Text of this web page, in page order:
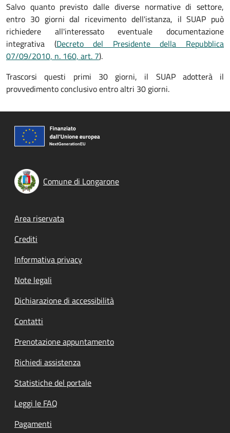
Salvo quanto previsto dalle diverse normative di settore,
entro 30 giorni dal ricevimento dell'istanza, il SUAP può
richiedere all'interessato eventuale documentazione
integrativa (Decreto del Presidente della Repubblica
07/09/2010, n. 160, art. 7).
Trascorsi questi primi 30 giorni, il SUAP adotterà il
provvedimento conclusivo entro altri 30 giorni.
Comune di Longarone
Footer menu
Area riservata
Crediti
Informativa privacy
Note legali
Dichiarazione di accessibilità
Contatti
Prenotazione appuntamento
Richiedi assistenza
Statistiche del portale
Leggi le FAQ
Pagamenti